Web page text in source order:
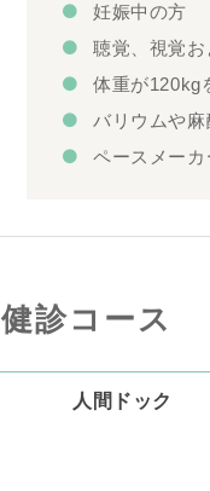
妊娠中の方
聴覚、視覚
体重が120kg
バリウムや
ペースメー
健診コース
人間ドック